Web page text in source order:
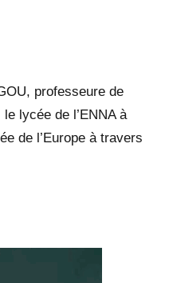
professeure de
lycée de l’ENNA à
de l’Europe à travers